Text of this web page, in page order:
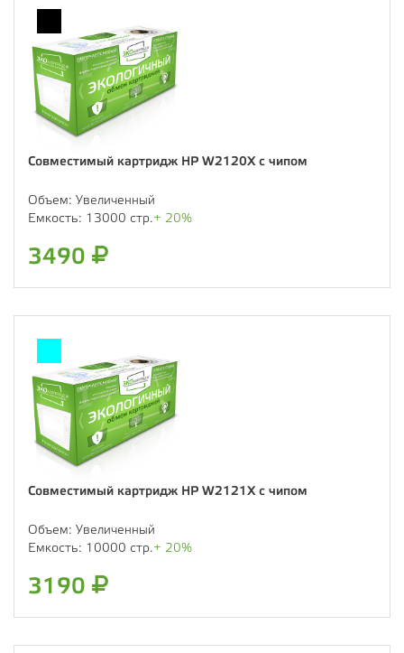
Совместимый картридж HP W2120X с чипом
Объем: Увеличенный
Емкость: 13000 стр.+ 20%
3490
Совместимый картридж HP W2121X с чипом
Объем: Увеличенный
Емкость: 10000 стр.+ 20%
3190